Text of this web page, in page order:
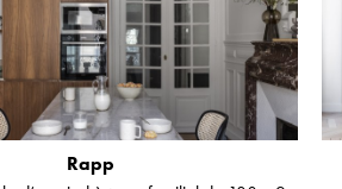
Rapp